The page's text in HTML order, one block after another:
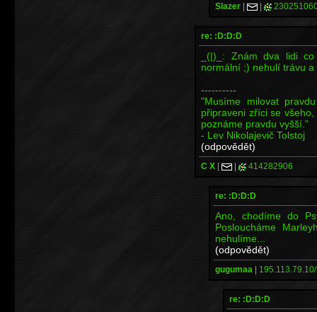
Slazer | |
re: :D:D:D
_(|)_: Znám dva lidi
normální ;) nehulí trávu
----------
"Musíme milovat
připraveni zříci se
poznáme pravdu vyšší."
- Lev Nikolajevič Tolstoj
(odpovědět)
C X | | 414282906
re: :D:D:D
Ano, chodíme do
Posloucháme
nehulíme...
(odpovědět)
gugumaa |
re: :D:D:D